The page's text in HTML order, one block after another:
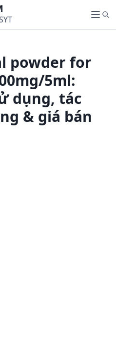
M
e
S
e
powder for
5ml:
dụng, tác
& giá bán